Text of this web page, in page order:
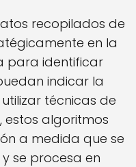
recopilados de
en la
para identificar
indicar la
técnicas de
, estos algoritmos
a medida que se
se procesa en